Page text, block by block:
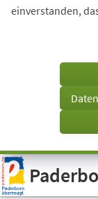
Visuelle
Assistenzsoftware
öffnen.
einverstanden,